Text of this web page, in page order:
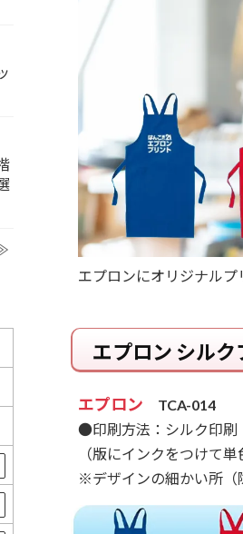
エプロンにオリジナルプ
エプロン シルク
エプロン TCA-014
●印刷方法：シルク印刷
（版にインクをつけて
※デザインの細かい所（